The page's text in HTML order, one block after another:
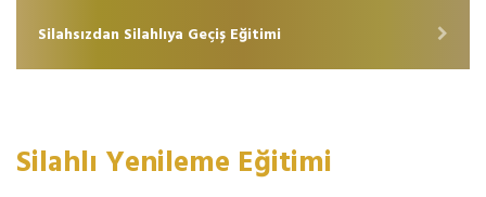
Silahsızdan Silahlıya Geçiş Eğitimi
Silahlı Yenileme Eğitimi